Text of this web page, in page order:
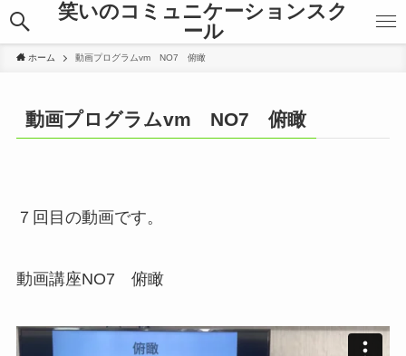
笑いのコミュニケーションスク
ール
ホーム 動画プログラムvm NO7 俯瞰
動画プログラムvm NO7 俯瞰
７回目の動画です。
動画講座NO7 俯瞰